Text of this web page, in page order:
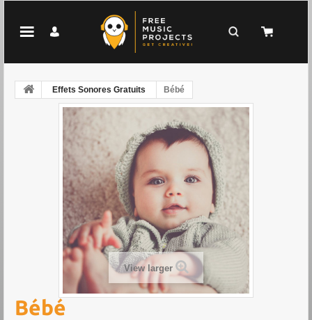
Effets Sonores Gratuits Bébé
View larger
Bébé